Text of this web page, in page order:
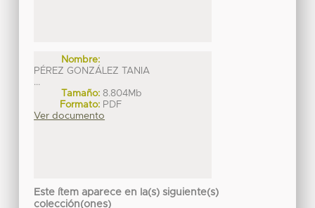
Nombre:
PÉREZ GONZÁLEZ TANIA
...
Tamaño: 8.804Mb
Formato: PDF
Ver documento
Este ítem aparece en la(s) siguiente(s)
colección(ones)